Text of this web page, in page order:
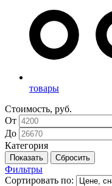
товары
Стоимость, руб.
От
До
Категория
Фильтры
Сортировать по: